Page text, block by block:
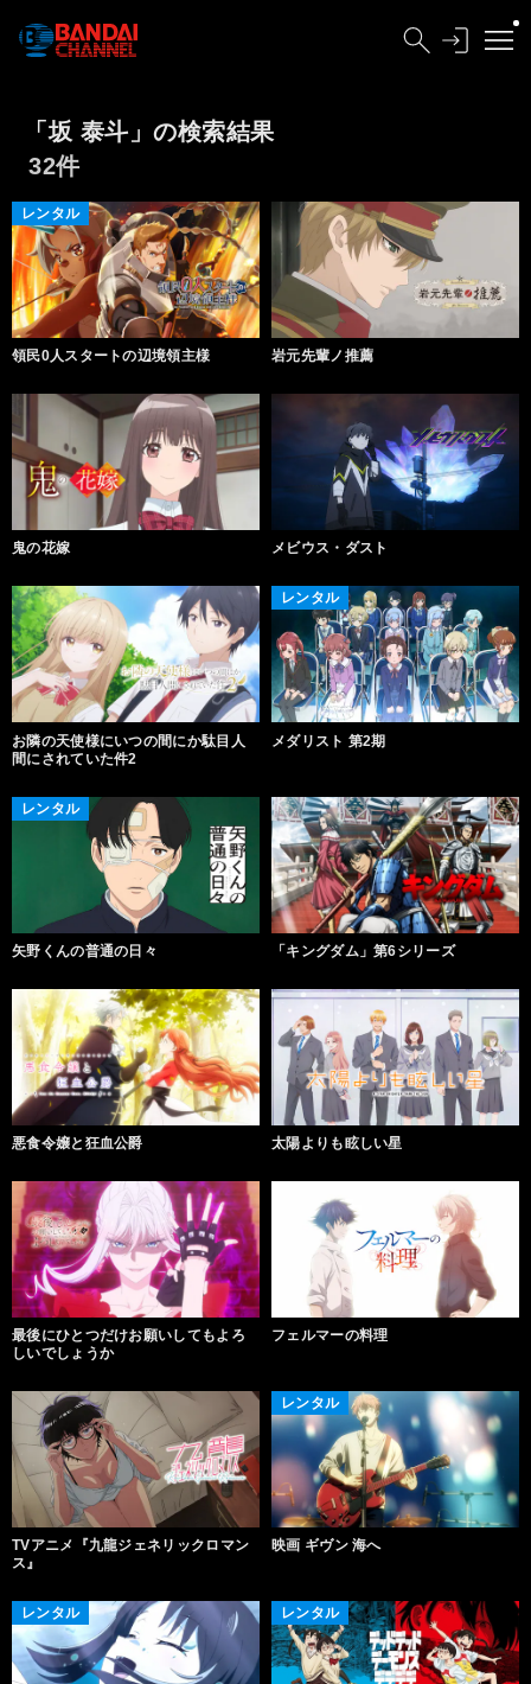
「坂 泰斗」の検索結果
32件
レンタル
領民0人スタートの辺境領主様 岩元先輩ノ推薦
鬼の花嫁 メビウス・ダスト
お隣の天使様にいつの間にか駄目人
間にされていた件2
レンタル
メダリスト 第2期
レンタル
矢野くんの普通の日々 「キングダム」第6シリーズ
悪食令嬢と狂血公爵 太陽よりも眩しい星
最後にひとつだけお願いしてもよろ
しいでしょうか
フェルマーの料理
TVアニメ『九龍ジェネリックロマン
ス』
レンタル
映画 ギヴン 海へ
レンタル レンタル